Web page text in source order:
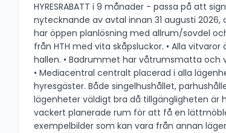
HYRESRABATT i 9 månader - passa på att signera avtal under sommaren! 1 rum och kök 2.000:- rabatt/
nytecknande av avtal innan 31 augusti 2026, och räknas av från aktuell hyra
har öppen planlösning med allrum/sovdel och
från HTH med vita skåpsluckor. • Alla
hallen. • Badrummet har våtrumsmatta och våtrumsskivor på väggarna, kommod med inbyggt tvättställ och kombinerad tvättmaskin/torktumlare. • Ljusa vita väggar och tak.
• Mediacentral centralt placerad i alla lägenheter. •
hyresgäster. Både singelhushållet, parhushållet, familjen eller studentboendet hittar du här i kvarteret. För dig som är äldre eller har en funktionskillnad lämpar sig våra
lägenheter väldigt bra då tillgängligheten är hög.
vackert planerade rum för att få en lättmöblerad
exempelbilder som kan vara från annan